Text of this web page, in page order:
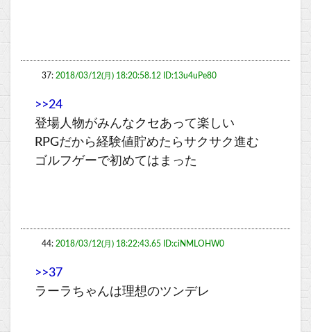
37: 2018/03/12(月) 18:20:58.12 ID:13u4uPe80
>>24
登場人物がみんなクセあって楽しい
RPGだから経験値貯めたらサクサク進む
ゴルフゲーで初めてはまった
44: 2018/03/12(月) 18:22:43.65 ID:ciNMLOHW0
>>37
ラーラちゃんは理想のツンデレ